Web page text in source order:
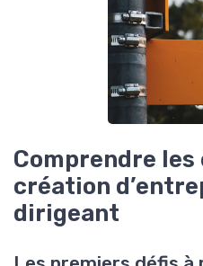
Comprendre les
création
dirigeant